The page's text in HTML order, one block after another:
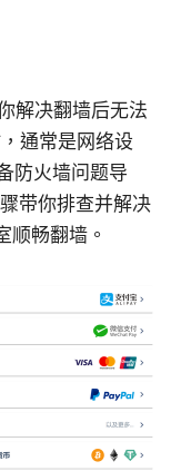
解决翻墙后无法
通常是网络设
防火墙问题导
带你排查并解决
顺畅翻墙。